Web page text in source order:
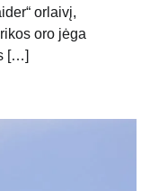
orlaivį,
oro jėga
[…]